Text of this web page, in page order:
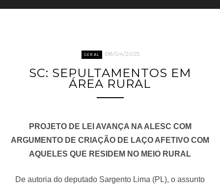
GERAL 08/04/2025
SC: SEPULTAMENTOS EM
ÁREA RURAL
PROJETO DE LEI AVANÇA NA ALESC COM
ARGUMENTO DE CRIAÇÃO DE LAÇO AFETIVO COM
AQUELES QUE RESIDEM NO MEIO RURAL
De autoria do deputado Sargento Lima (PL), o assunto